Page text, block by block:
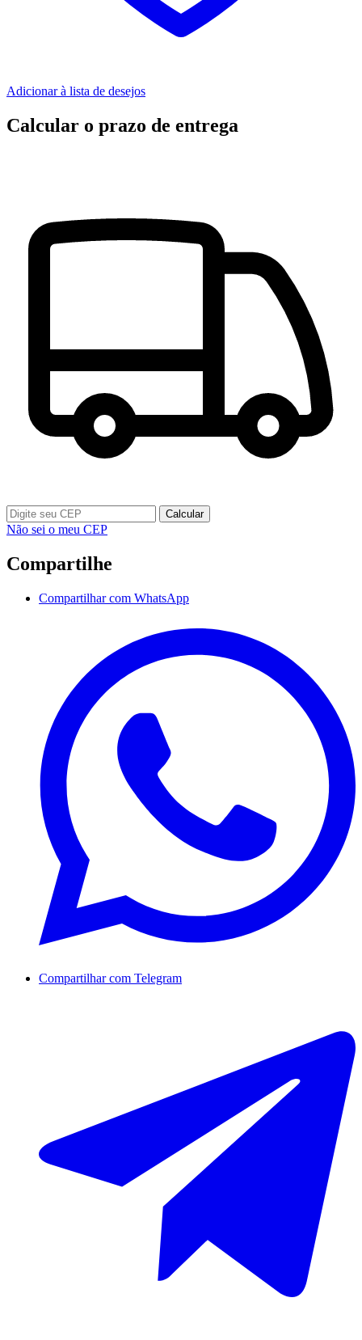
Adicionar à lista de desejos
Calcular o prazo de entrega
Calcular
Não sei o meu CEP
Compartilhe
Compartilhar com WhatsApp
Compartilhar com Telegram